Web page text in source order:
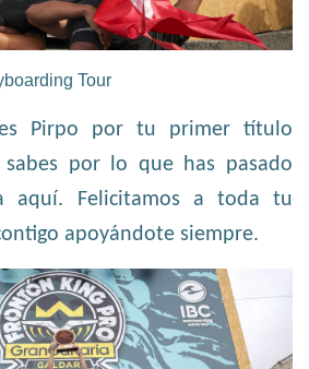
Tour
Pirpo por tu primer título
por lo que has pasado
aquí. Felicitamos a toda tu
apoyándote siempre.